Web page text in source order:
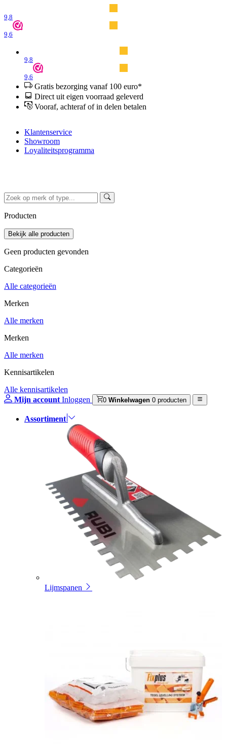
9,8
9,6
9,8
9,6
Gratis bezorging vanaf 100 euro*
Direct uit eigen voorraad geleverd
Vooraf, achteraf of in delen betalen
Klantenservice
Showroom
Loyaliteitsprogramma
Producten
Geen producten gevonden
Categorieën
Alle categorieën
Merken
Alle merken
Merken
Alle merken
Kennisartikelen
Alle kennisartikelen
Mijn account Inloggen 0 Winkelwagen 0 producten
Assortiment
Lijmspanen